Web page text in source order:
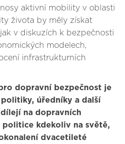
aktivní mobility v oblasti
života by měly získat
v diskuzích k bezpečnosti
modelech,
infrastrukturních
dopravní bezpečnost je
úředníky a další
na dopravních
kdekoliv na světě,
dvacetileté